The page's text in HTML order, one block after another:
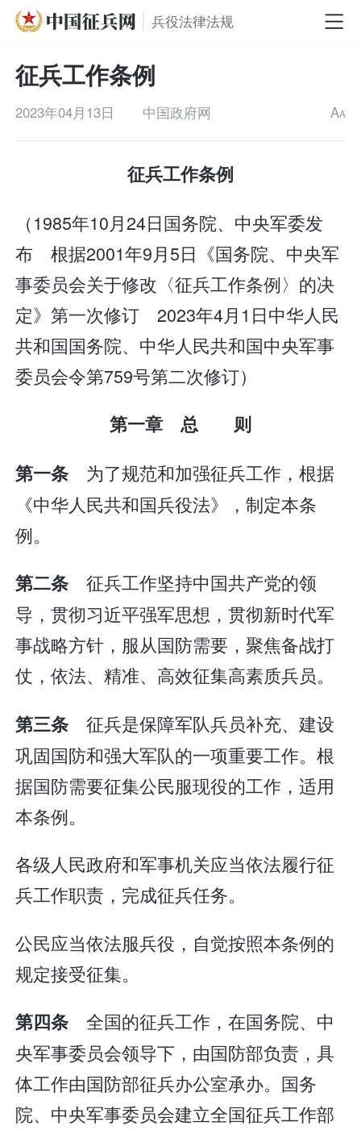
兵役法律法规
征兵工作条例
2023年04月13日 中国政府网 AA
征兵工作条例
（1985年10月24日国务院、中央军委发
布 根据2001年9月5日《国务院、中央军
事委员会关于修改〈征兵工作条例〉的决
定》第一次修订 2023年4月1日中华人民
共和国国务院、中华人民共和国中央军事
委员会令第759号第二次修订）
第一章 总 则
第一条 为了规范和加强征兵工作，根据
《中华人民共和国兵役法》，制定本条
例。
第二条 征兵工作坚持中国共产党的领
导，贯彻习近平强军思想，贯彻新时代军
事战略方针，服从国防需要，聚焦备战打
仗，依法、精准、高效征集高素质兵员。
第三条 征兵是保障军队兵员补充、建设
巩固国防和强大军队的一项重要工作。根
据国防需要征集公民服现役的工作，适用
本条例。
各级人民政府和军事机关应当依法履行征
兵工作职责，完成征兵任务。
公民应当依法服兵役，自觉按照本条例的
规定接受征集。
第四条 全国的征兵工作，在国务院、中
央军事委员会领导下，由国防部负责，具
体工作由国防部征兵办公室承办。国务
院、中央军事委员会建立全国征兵工作部